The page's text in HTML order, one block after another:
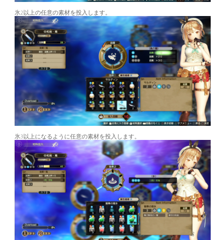
氷2以上の任意の素材を投入します。
氷3以上になるように任意の素材を投入します。